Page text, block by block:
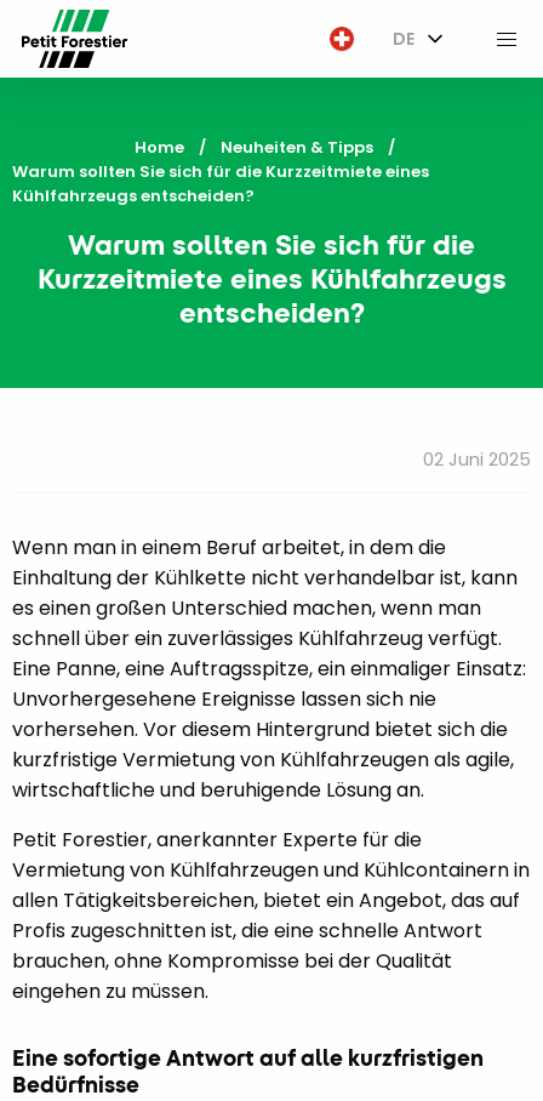
DE
Home
Neuheiten & Tipps
Current:
Warum sollten Sie sich für die Kurzzeitmiete eines
Kühlfahrzeugs entscheiden?
Warum sollten Sie sich für die
Kurzzeitmiete eines Kühlfahrzeugs
entscheiden?
02 Juni 2025
Wenn man in einem Beruf arbeitet, in dem die
Einhaltung der Kühlkette nicht verhandelbar ist, kann
es einen großen Unterschied machen, wenn man
schnell über ein zuverlässiges Kühlfahrzeug verfügt.
Eine Panne, eine Auftragsspitze, ein einmaliger Einsatz:
Unvorhergesehene Ereignisse lassen sich nie
vorhersehen. Vor diesem Hintergrund bietet sich die
kurzfristige Vermietung von Kühlfahrzeugen als agile,
wirtschaftliche und beruhigende Lösung an.
Petit Forestier, anerkannter Experte für die
Vermietung von Kühlfahrzeugen und Kühlcontainern in
allen Tätigkeitsbereichen, bietet ein Angebot, das auf
Profis zugeschnitten ist, die eine schnelle Antwort
brauchen, ohne Kompromisse bei der Qualität
eingehen zu müssen.
Eine sofortige Antwort auf alle kurzfristigen
Bedürfnisse